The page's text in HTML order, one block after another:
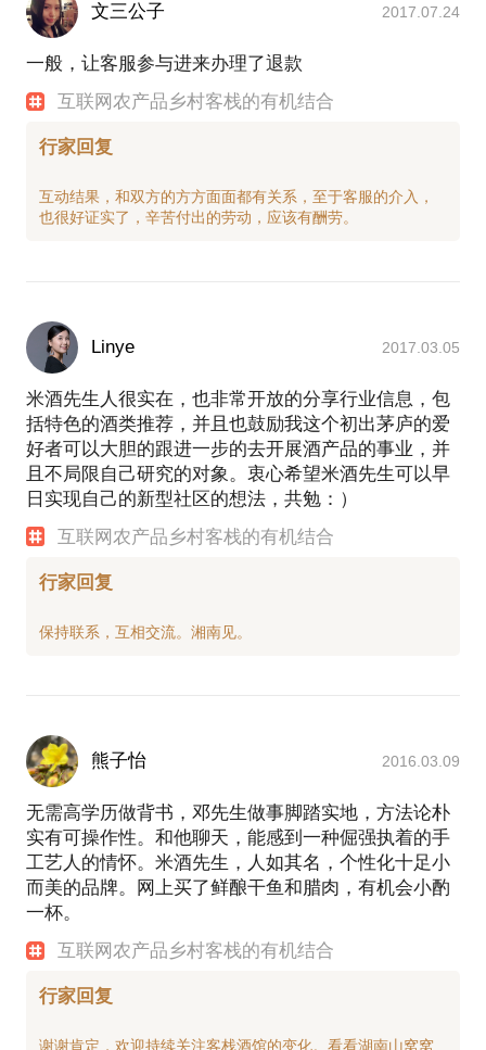
文三公子 2017.07.24
一般，让客服参与进来办理了退款
互联网农产品乡村客栈的有机结合
行家回复
互动结果，和双方的方方面面都有关系，至于客服的介入，
Linye 2017.03.05
米酒先生人很实在，也非常开放的分享行业信息，包
括特色的酒类推荐，并且也鼓励我这个初出茅庐的爱
好者可以大胆的跟进一步的去开展酒产品的事业，并
且不局限自己研究的对象。衷心希望米酒先生可以早
日实现自己的新型社区的想法，共勉：）
互联网农产品乡村客栈的有机结合
行家回复
熊子怡 2016.03.09
无需高学历做背书，邓先生做事脚踏实地，方法论朴
实有可操作性。和他聊天，能感到一种倔强执着的手
工艺人的情怀。米酒先生，人如其名，个性化十足小
而美的品牌。网上买了鲜酿干鱼和腊肉，有机会小酌
一杯。
互联网农产品乡村客栈的有机结合
行家回复
谢谢肯定，欢迎持续关注客栈酒馆的变化。看看湖南山窝窝